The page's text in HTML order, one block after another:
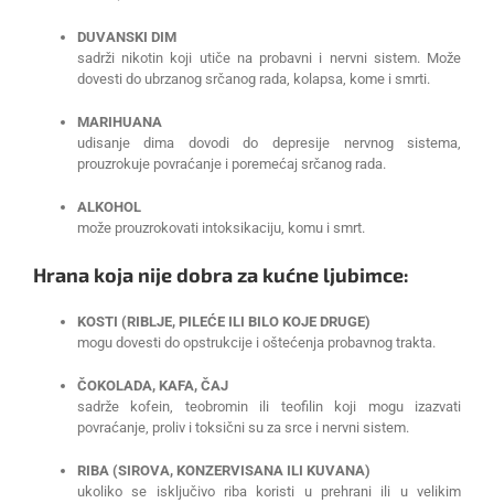
DUVANSKI DIM
sadrži nikotin koji utiče na probavni i nervni sistem. Može
dovesti do ubrzanog srčanog rada, kolapsa, kome i smrti.
MARIHUANA
udisanje dima dovodi do depresije nervnog sistema,
prouzrokuje povraćanje i poremećaj srčanog rada.
ALKOHOL
može prouzrokovati intoksikaciju, komu i smrt.
Hrana koja nije dobra za kućne ljubimce:
KOSTI (RIBLJE, PILEĆE ILI BILO KOJE DRUGE)
mogu dovesti do opstrukcije i oštećenja probavnog trakta.
ČOKOLADA, KAFA, ČAJ
sadrže kofein, teobromin ili teofilin koji mogu izazvati
povraćanje, proliv i toksični su za srce i nervni sistem.
RIBA (SIROVA, KONZERVISANA ILI KUVANA)
ukoliko se isključivo riba koristi u prehrani ili u velikim